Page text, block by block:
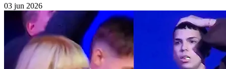
03 jun 2026